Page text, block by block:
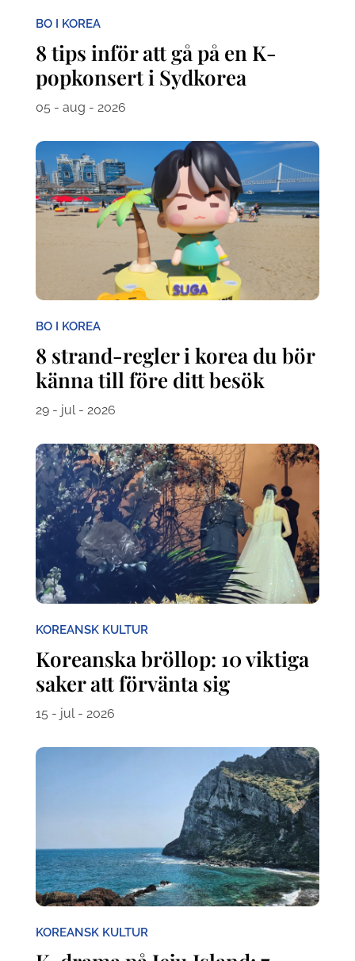
BO I KOREA
8 tips inför att gå på en K-
popkonsert i Sydkorea
05 - aug - 2026
BO I KOREA
8 strand-regler i korea du bör
känna till före ditt besök
29 - jul - 2026
KOREANSK KULTUR
Koreanska bröllop: 10 viktiga
saker att förvänta sig
15 - jul - 2026
KOREANSK KULTUR